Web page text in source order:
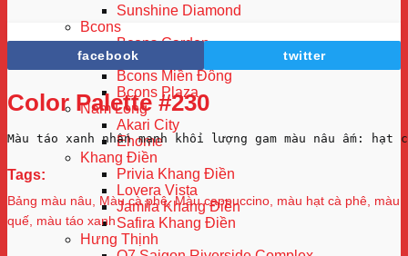
Sunshine Diamond
Bcons
Bcons Garden
Bcons Green View
Bcons Miền Đông
Bcons Plaza
Nam Long
Akari City
Ehome
Khang Điền
Privia Khang Điền
Lovera Vista
Jamila Khang Điền
Safira Khang Điền
Hưng Thịnh
facebook twitter
Color Palette #230
Màu táo xanh nhấn mạnh khối lượng gam màu nâu ấm:
Tags:
Bảng màu nâu, Màu cà phê,Màu cappuccino, màu hạt cà phê, màu
quế, màu táo xanh